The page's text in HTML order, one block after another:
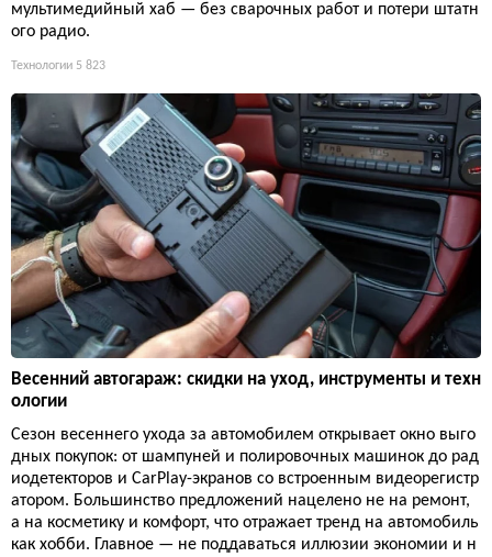
мультимедийный хаб — без сварочных работ и потери штатн
ого радио.
Технологии 5 823
Весенний автогараж: скидки на уход, инструменты и техн
ологии
Сезон весеннего ухода за автомобилем открывает окно выго
дных покупок: от шампуней и полировочных машинок до рад
иодетекторов и CarPlay-экранов со встроенным видеорегистр
атором. Большинство предложений нацелено не на ремонт,
а на косметику и комфорт, что отражает тренд на автомобиль
как хобби. Главное — не поддаваться иллюзии экономии и н